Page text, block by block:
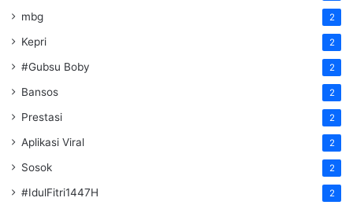
mbg 2
Kepri 2
#Gubsu Boby 2
Bansos 2
Prestasi 2
Aplikasi Viral 2
Sosok 2
#IdulFitri1447H 2